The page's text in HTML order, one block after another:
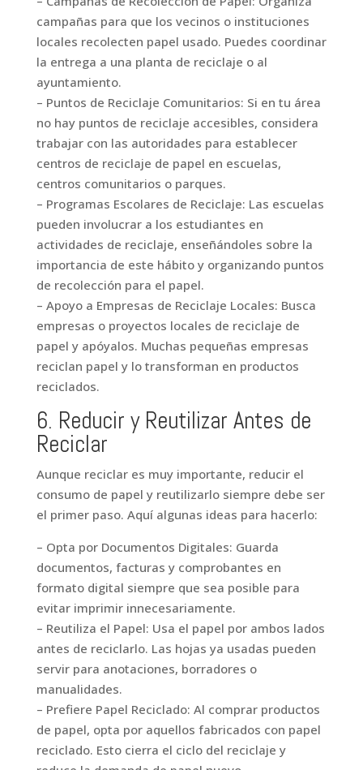
campañas para que los vecinos o instituciones
locales recolecten papel usado. Puedes coordinar
la entrega a una planta de reciclaje o al
ayuntamiento.
– Puntos de Reciclaje Comunitarios: Si en tu área
no hay puntos de reciclaje accesibles, considera
trabajar con las autoridades para establecer
centros de reciclaje de papel en escuelas,
centros comunitarios o parques.
– Programas Escolares de Reciclaje: Las escuelas
pueden involucrar a los estudiantes en
actividades de reciclaje, enseñándoles sobre la
importancia de este hábito y organizando puntos
de recolección para el papel.
– Apoyo a Empresas de Reciclaje Locales: Busca
empresas o proyectos locales de reciclaje de
papel y apóyalos. Muchas pequeñas empresas
reciclan papel y lo transforman en productos
reciclados.
6. Reducir y Reutilizar Antes de
Reciclar
Aunque reciclar es muy importante, reducir el
consumo de papel y reutilizarlo siempre debe ser
el primer paso. Aquí algunas ideas para hacerlo:
– Opta por Documentos Digitales: Guarda
documentos, facturas y comprobantes en
formato digital siempre que sea posible para
evitar imprimir innecesariamente.
– Reutiliza el Papel: Usa el papel por ambos lados
antes de reciclarlo. Las hojas ya usadas pueden
servir para anotaciones, borradores o
manualidades.
– Prefiere Papel Reciclado: Al comprar productos
de papel, opta por aquellos fabricados con papel
reciclado. Esto cierra el ciclo del reciclaje y